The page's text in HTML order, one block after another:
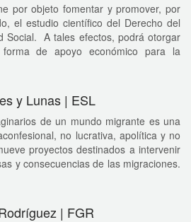
por objeto fomentar y promover, por
el estudio científico del Derecho del
Social. A tales efectos, podrá otorgar
de apoyo económico para la
y Lunas | ESL
de un mundo migrante es una
no lucrativa, apolítica y no
proyectos destinados a intervenir
y consecuencias de las migraciones.
| FGR